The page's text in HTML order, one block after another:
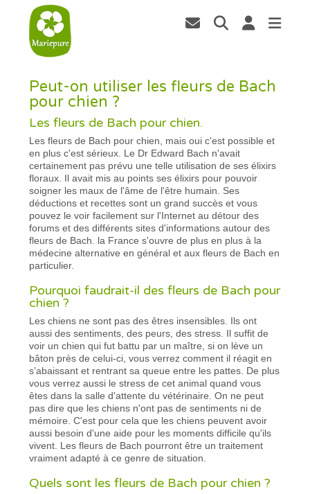
Peut-on utiliser les fleurs de Bach
pour chien ?
Les fleurs de Bach pour chien.
Les fleurs de Bach pour chien, mais oui c'est possible et
en plus c'est sérieux. Le Dr Edward Bach n'avait
certainement pas prévu une telle utilisation de ses élixirs
floraux. Il avait mis au points ses élixirs pour pouvoir
soigner les maux de l'âme de l'être humain. Ses
déductions et recettes sont un grand succès et vous
pouvez le voir facilement sur l'Internet au détour des
forums et des différents sites d'informations autour des
fleurs de Bach. la France s'ouvre de plus en plus à la
médecine alternative en général et aux fleurs de Bach en
particulier.
Pourquoi faudrait-il des fleurs de Bach pour
chien ?
Les chiens ne sont pas des êtres insensibles. Ils ont
aussi des sentiments, des peurs, des stress. Il suffit de
voir un chien qui fut battu par un maître, si on lève un
bâton près de celui-ci, vous verrez comment il réagit en
s’abaissant et rentrant sa queue entre les pattes. De plus
vous verrez aussi le stress de cet animal quand vous
êtes dans la salle d'attente du vétérinaire. On ne peut
pas dire que les chiens n'ont pas de sentiments ni de
mémoire. C'est pour cela que les chiens peuvent avoir
aussi besoin d'une aide pour les moments difficile qu'ils
vivent. Les fleurs de Bach pourront être un traitement
vraiment adapté à ce genre de situation.
Quels sont les fleurs de Bach pour chien ?